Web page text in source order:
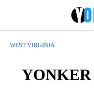
WEST VIRGINIA